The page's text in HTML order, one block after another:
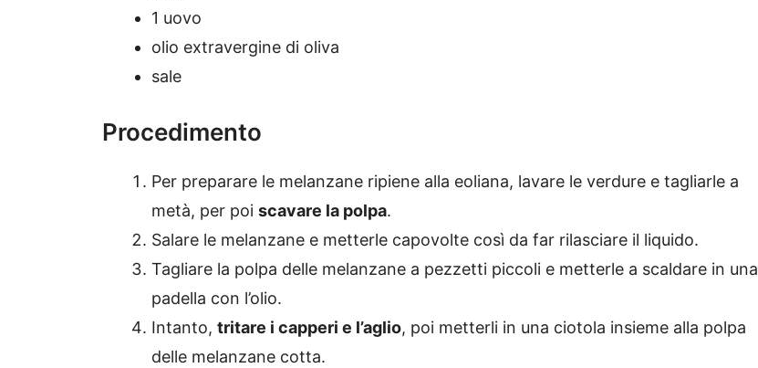
1 uovo
olio extravergine di oliva
sale
Procedimento
Per preparare le melanzane ripiene alla eoliana, lavare le verdure e tagliarle a
metà, per poi scavare la polpa.
Salare le melanzane e metterle capovolte così da far rilasciare il liquido.
Tagliare la polpa delle melanzane a pezzetti piccoli e metterle a scaldare in una
padella con l’olio.
Intanto, tritare i capperi e l’aglio, poi metterli in una ciotola insieme alla polpa
delle melanzane cotta.